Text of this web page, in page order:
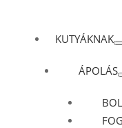
KUTYÁKNAK
ÁPOLÁS